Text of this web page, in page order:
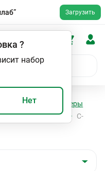
Загрузить
?
набор
Нет
Гормоны
Маркеры
железы
С-